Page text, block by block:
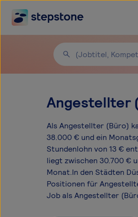
Angestellter
Als Angestellter (Büro)
38.000 € und ein
Stundenlohn von 13 €
liegt zwischen 30.700 €
Monat.In den Städten
Positionen für
Job als Angestellter